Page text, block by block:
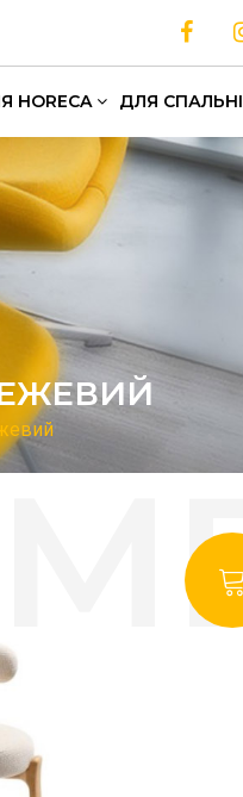
HORECA ДЛЯ СПАЛЬНІ